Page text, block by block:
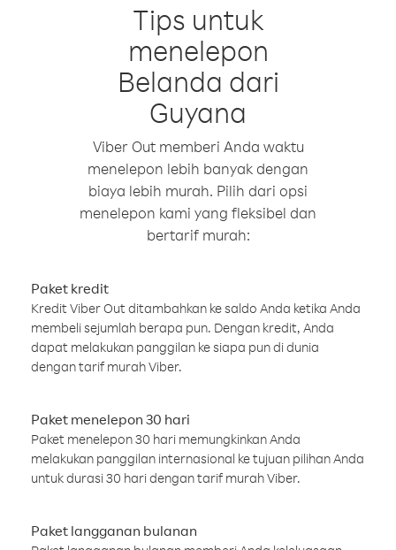
Tips untuk
menelepon
Belanda dari
Guyana
Viber Out memberi Anda waktu
menelepon lebih banyak dengan
biaya lebih murah. Pilih dari opsi
menelepon kami yang fleksibel dan
bertarif murah:
Paket kredit
Kredit Viber Out ditambahkan ke saldo Anda ketika Anda
membeli sejumlah berapa pun. Dengan kredit, Anda
dapat melakukan panggilan ke siapa pun di dunia
dengan tarif murah Viber.
Paket menelepon 30 hari
Paket menelepon 30 hari memungkinkan Anda
melakukan panggilan internasional ke tujuan pilihan Anda
untuk durasi 30 hari dengan tarif murah Viber.
Paket langganan bulanan